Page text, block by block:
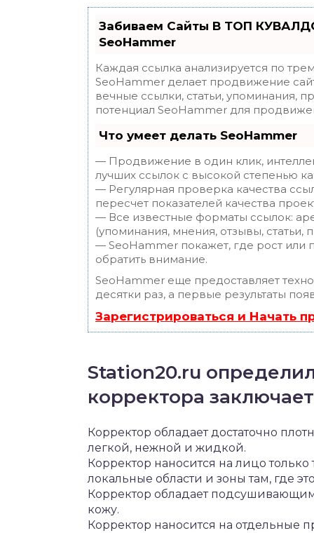
Забиваем Сайты В ТОП
SeoHammer
Каждая ссылка анализируется по
SeoHammer делает продвижение
вечные ссылки, статьи, упоминания,
потенциал SeoHammer для
Что умеет делать SeoHammer
— Продвижение в один клик,
лучших ссылок с высокой степенью
— Регулярная проверка качества
пересчет показателей качества
— Все известные форматы ссылок:
(упоминания, мнения, отзывы, статьи,
— SeoHammer покажет, где рост или
обратить внимание.
SeoHammer еще предоставляет
десятки раз, а первые результаты
Зарегистрироваться и Начать
Station20.ru
корректора
Корректор обладает достаточно
легкой, нежной и жидкой.
Корректор наносится на лицо
локальные области и зоны там, где
Корректор обладает
кожу.
Корректор наносится на отдельные